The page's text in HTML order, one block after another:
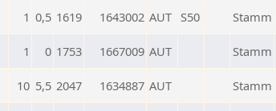
1 0,5 1619 1643002 AUT S50 Stamm
1 0 1753 1667009 AUT Stamm
10 5,5 2047 1634887 AUT Stamm